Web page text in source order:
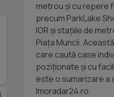
metrou și cu repere
precum ParkLake
IOR și stațiile de
Piața Muncii.
care caută case
poziționate și cu
este o sumarizare a
Imoradar24.ro.